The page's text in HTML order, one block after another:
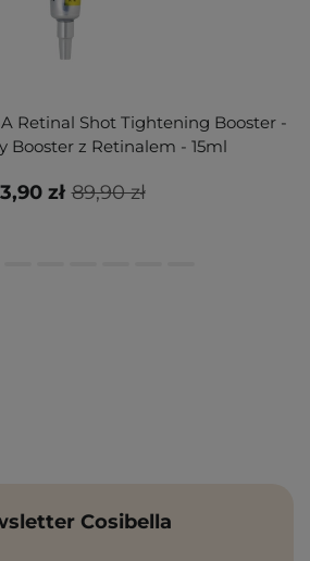
Retinal Shot Tightening Booster -
Booster z Retinalem - 15ml
89,90 zł
zł
Cosibella